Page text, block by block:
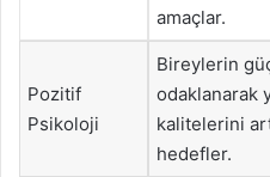
amaçlar.
Pozitif
Psikoloji
Bireylerin
odaklanarak
kalitelerini
hedefler.